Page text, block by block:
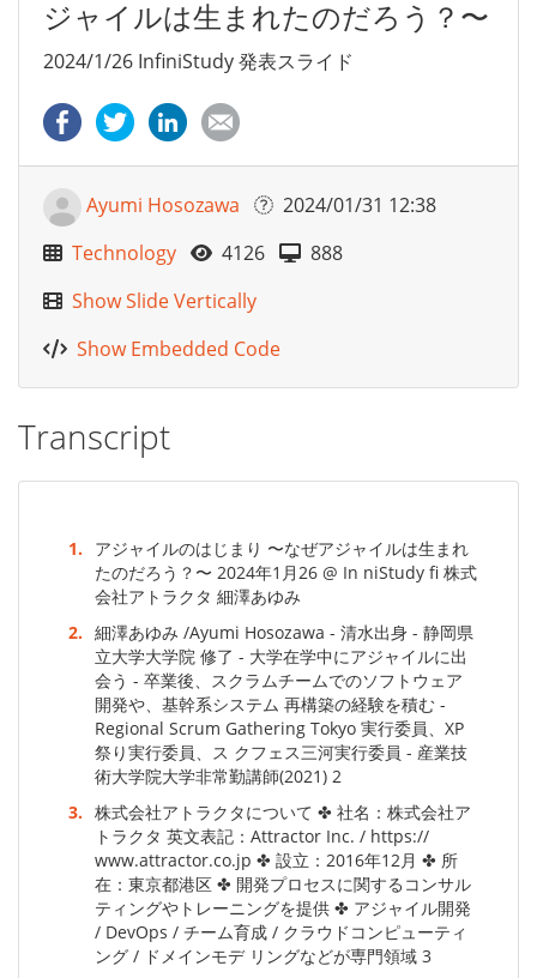
ジャイルは生まれたのだろう？〜
2024/1/26 InfiniStudy 発表スライド
Ayumi Hosozawa
2024/01/31 12:38
Technology
4126
888
Show Slide Vertically
Show Embedded Code
Transcript
1. アジャイルのはじまり 〜なぜアジャイルは生まれ
たのだろう？〜 2024年1月26 @ In niStudy fi 株式
会社アトラクタ 細澤あゆみ
2. 細澤あゆみ /Ayumi Hosozawa - 清水出身 - 静岡県
立大学大学院 修了 - 大学在学中にアジャイルに出
会う - 卒業後、スクラムチームでのソフトウェア
開発や、基幹系システム 再構築の経験を積む -
Regional Scrum Gathering Tokyo 実行委員、XP
祭り実行委員、ス クフェス三河実行委員 - 産業技
術大学院大学非常勤講師(2021) 2
3. 株式会社アトラクタについて ✤ 社名：株式会社ア
トラクタ 英文表記：Attractor Inc. / https://
www.attractor.co.jp ✤ 設立：2016年12月 ✤ 所
在：東京都港区 ✤ 開発プロセスに関するコンサル
ティングやトレーニングを提供 ✤ アジャイル開発
/ DevOps / チーム育成 / クラウドコンピューティ
ング / ドメインモデ リングなどが専門領域 3